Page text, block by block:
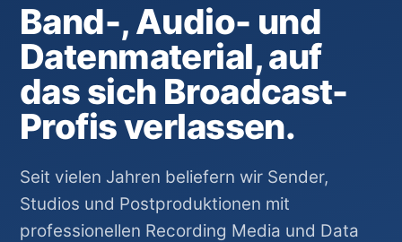
Band-, Audio- und
Datenmaterial, auf
das sich Broadcast-
Profis verlassen.
Seit vielen Jahren beliefern wir Sender,
Studios und Postproduktionen mit
professionellen Recording Media und Data